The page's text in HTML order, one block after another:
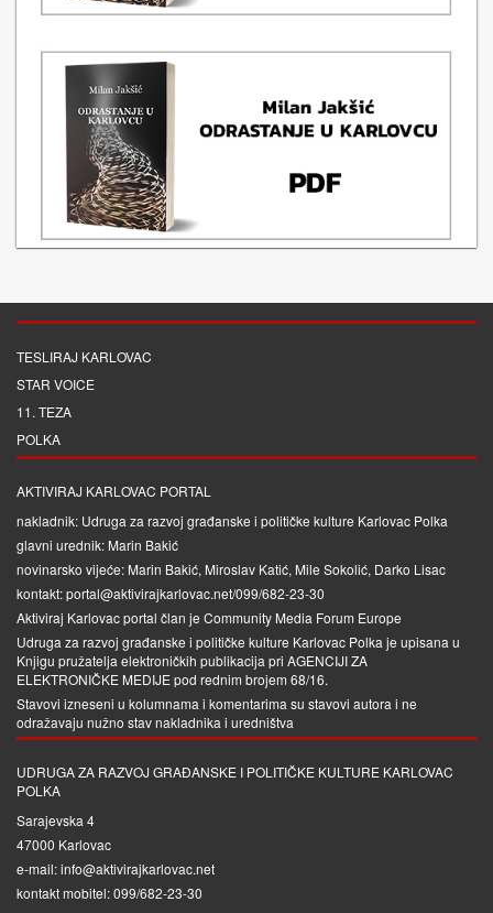
TESLIRAJ KARLOVAC
STAR VOICE
11. TEZA
POLKA
AKTIVIRAJ KARLOVAC PORTAL
nakladnik: Udruga za razvoj građanske i političke kulture Karlovac Polka
glavni urednik: Marin Bakić
novinarsko vijeće: Marin Bakić, Miroslav Katić, Mile Sokolić, Darko Lisac
kontakt: portal@aktivirajkarlovac.net/099/682-23-30
Aktiviraj Karlovac portal član je Community Media Forum Europe
Udruga za razvoj građanske i političke kulture Karlovac Polka je upisana u
Knjigu pružatelja elektroničkih publikacija pri AGENCIJI ZA
ELEKTRONIČKE MEDIJEpod rednim brojem 68/16.
Stavovi izneseni u kolumnama i komentarima su stavovi autora i ne
odražavaju nužno stav nakladnika i uredništva
UDRUGA ZA RAZVOJ GRAĐANSKE I POLITIČKE KULTURE KARLOVAC
POLKA
Sarajevska 4
47000 Karlovac
e-mail: info@aktivirajkarlovac.net
kontakt mobitel: 099/682-23-30